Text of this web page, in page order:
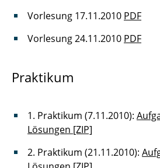
Vorlesung 17.11.2010 PDF
Vorlesung 24.11.2010 PDF
Praktikum
1. Praktikum (7.11.2010):
Lösungen [ZIP]
2. Praktikum (21.11.2010):